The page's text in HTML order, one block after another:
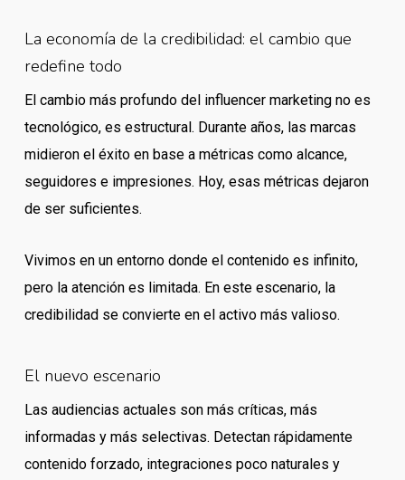
La economía de la credibilidad: el cambio que
redefine todo
El cambio más profundo del influencer marketing no es
tecnológico, es estructural. Durante años, las marcas
midieron el éxito en base a métricas como alcance,
seguidores e impresiones. Hoy, esas métricas dejaron
de ser suficientes.
Vivimos en un entorno donde el contenido es infinito,
pero la atención es limitada. En este escenario, la
credibilidad se convierte en el activo más valioso.
El nuevo escenario
Las audiencias actuales son más críticas, más
informadas y más selectivas. Detectan rápidamente
contenido forzado, integraciones poco naturales y